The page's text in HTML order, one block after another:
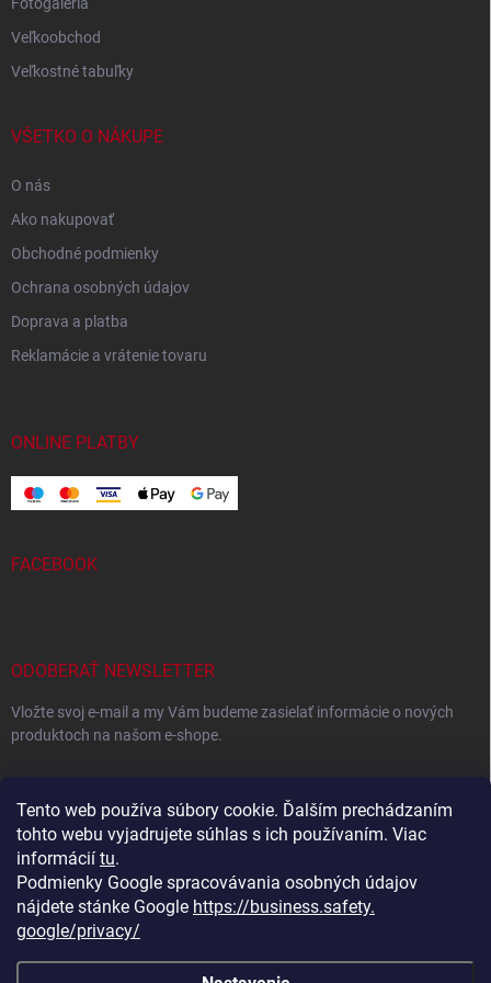
Tento web používa súbory cookie. Ďalším prechádzaním
tohto webu vyjadrujete súhlas s ich používaním. Viac
informácií tu.
Podmienky Google spracovávania osobných údajov
nájdete stánke Google https://business.safety.
google/privacy/
Veľkoobchod
Veľkostné tabuľky
VŠETKO O NÁKUPE
O nás
Ako nakupovať
Obchodné podmienky
Ochrana osobných údajov
Doprava a platba
Reklamácie a vrátenie tovaru
ONLINE PLATBY
FACEBOOK
ODOBERAŤ NEWSLETTER
Vložte svoj e-mail a my Vám budeme zasielať informácie o nových
produktoch na našom e-shope.
Vložením e-mailu súhlasíte spodmienkami ochrany osobných
údajov
Prihlásiť sa